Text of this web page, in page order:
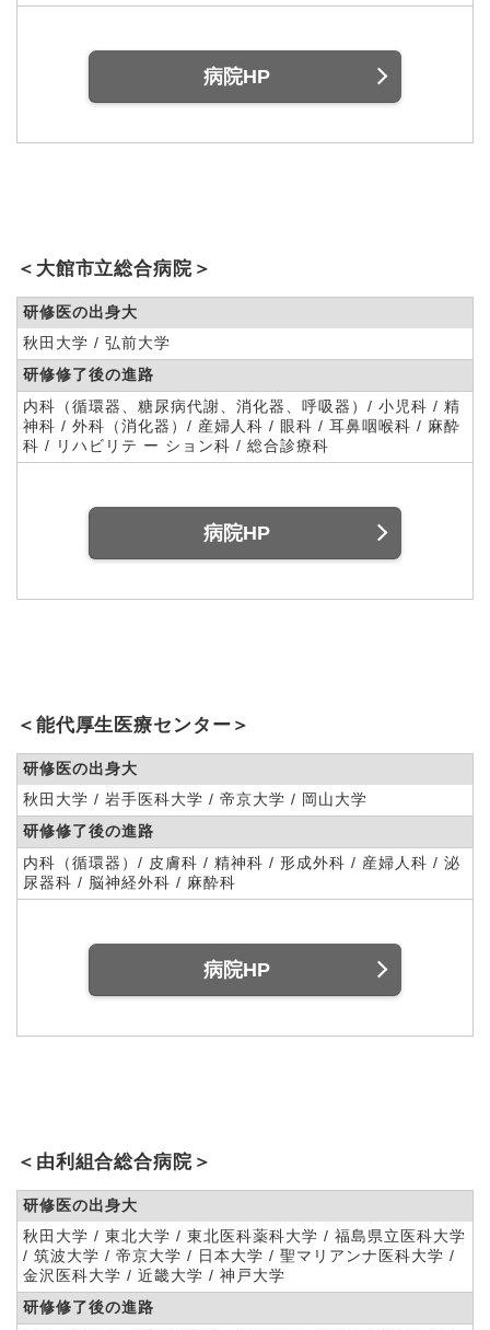
病院HP
＜大館市立総合病院＞
研修医の出身大
秋田大学 / 弘前大学
研修修了後の進路
内科（循環器、糖尿病代謝、消化器、呼吸器）/ 小児科 / 精
神科 / 外科（消化器）/ 産婦人科 / 眼科 / 耳鼻咽喉科 / 麻酔
科 / リハビリテ ー ション科 / 総合診療科
病院HP
＜能代厚生医療センター＞
研修医の出身大
秋田大学 / 岩手医科大学 / 帝京大学 / 岡山大学
研修修了後の進路
内科（循環器）/ 皮膚科 / 精神科 / 形成外科 / 産婦人科 / 泌
尿器科 / 脳神経外科 / 麻酔科
病院HP
＜由利組合総合病院＞
研修医の出身大
秋田大学 / 東北大学 / 東北医科薬科大学 / 福島県立医科大学
/ 筑波大学 / 帝京大学 / 日本大学 / 聖マリアンナ医科大学 /
金沢医科大学 / 近畿大学 / 神戸大学
研修修了後の進路